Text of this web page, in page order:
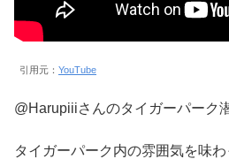
引用元： YouTube
@Harupiiiさんのタイガーパーク
タイガーパーク内の雰囲気を味